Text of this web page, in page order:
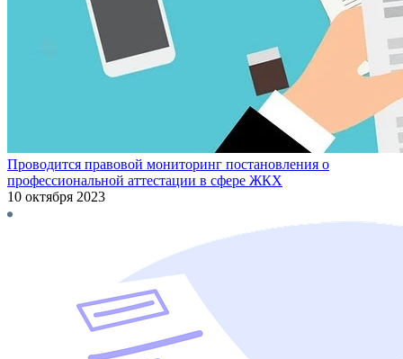
Проводится правовой мониторинг постановления о
профессиональной аттестации в сфере ЖКХ
10 октября 2023